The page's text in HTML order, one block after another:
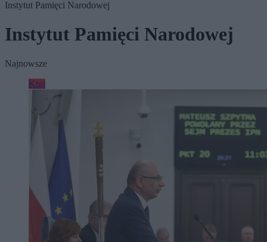
Instytut Pamięci Narodowej
Instytut Pamięci Narodowej
Najnowsze
Kraj